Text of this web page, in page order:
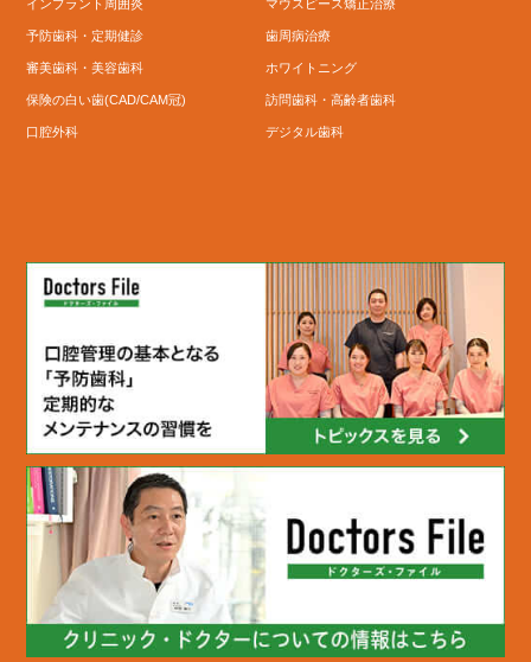
インプラント周囲炎
予防歯科・定期健診
審美歯科・美容歯科
保険の白い歯(CAD/CAM冠)
口腔外科
マウスピース矯正治療
歯周病治療
ホワイトニング
訪問歯科・高齢者歯科
デジタル歯科